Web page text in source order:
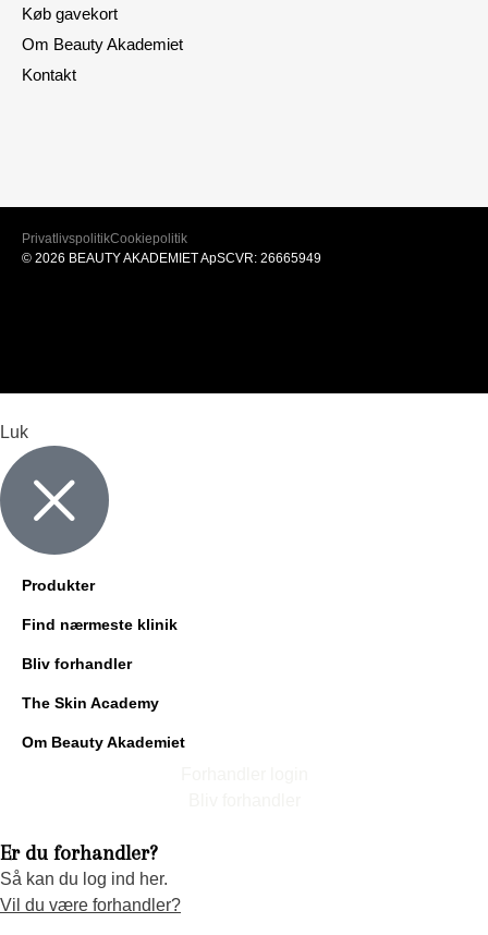
Køb gavekort
Om Beauty Akademiet
Kontakt
© 2026 BEAUTY AKADEMIET ApSCVR: 26665949
PrivatlivspolitikCookiepolitik
Luk
Produkter
Find nærmeste klinik
Bliv forhandler
The Skin Academy
Om Beauty Akademiet
Er du forhandler?
Så kan du log ind her.
Vil du være forhandler?